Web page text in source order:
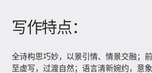
写作特点：
全诗构思巧妙，以景引情、情景交融；
至虚写，过渡自然；语言清新婉约，意